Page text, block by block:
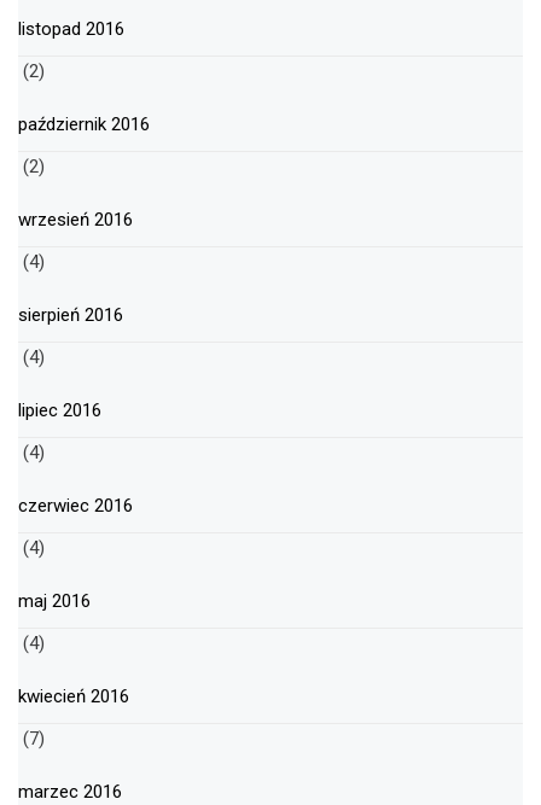
listopad 2016
(2)
październik 2016
(2)
wrzesień 2016
(4)
sierpień 2016
(4)
lipiec 2016
(4)
czerwiec 2016
(4)
maj 2016
(4)
kwiecień 2016
(7)
marzec 2016